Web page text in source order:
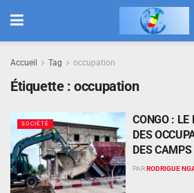
Accueil Tag occupation
Étiquette :occupation
SOCIÉTÉ
CONGO : LE
DES
DES
PARRODRIGUE